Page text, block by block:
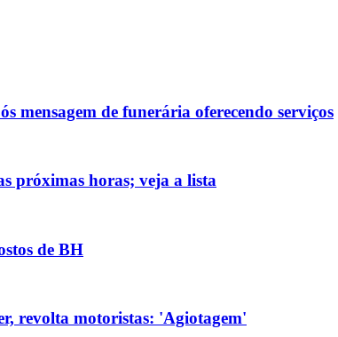
mensagem de funerária oferecendo serviços
próximas horas; veja a lista
de BH
revolta motoristas: 'Agiotagem'